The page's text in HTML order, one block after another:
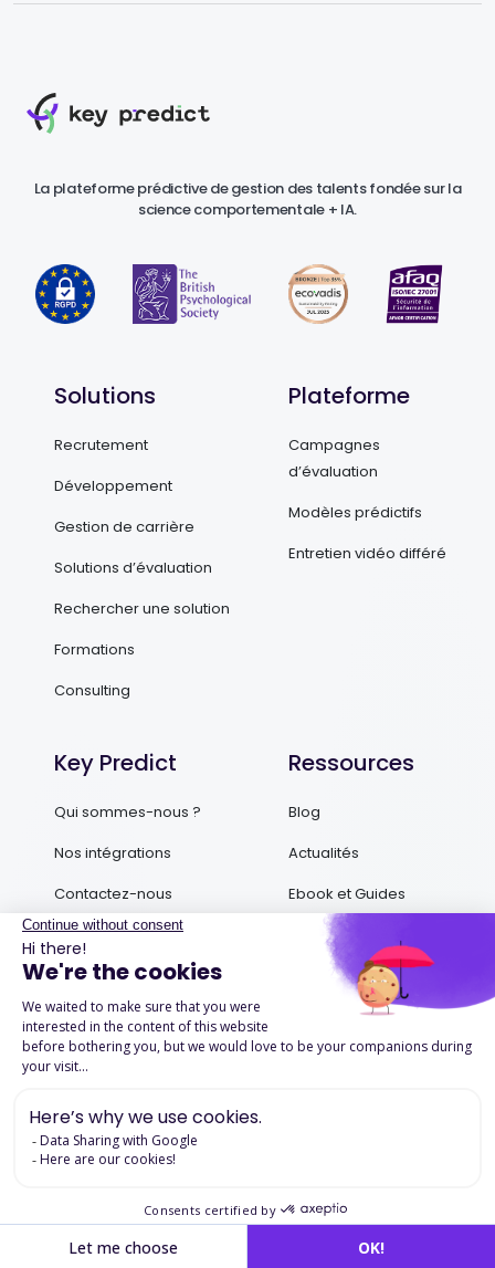
La plateforme prédictive de gestion des talents fondée sur la
science comportementale + IA.
Solutions
Recrutement
Développement
Gestion de carrière
Solutions d’évaluation
Rechercher une solution
Formations
Consulting
Plateforme
Campagnes
d’évaluation
Modèles prédictifs
Entretien vidéo différé
Key Predict
Qui sommes-nous ?
Nos intégrations
Contactez-nous
Ressources
Blog
Actualités
Ebook et Guides
Podcasts
Success Stories
Mentions légales Politique de confidentialité